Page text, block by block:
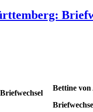
Bettine